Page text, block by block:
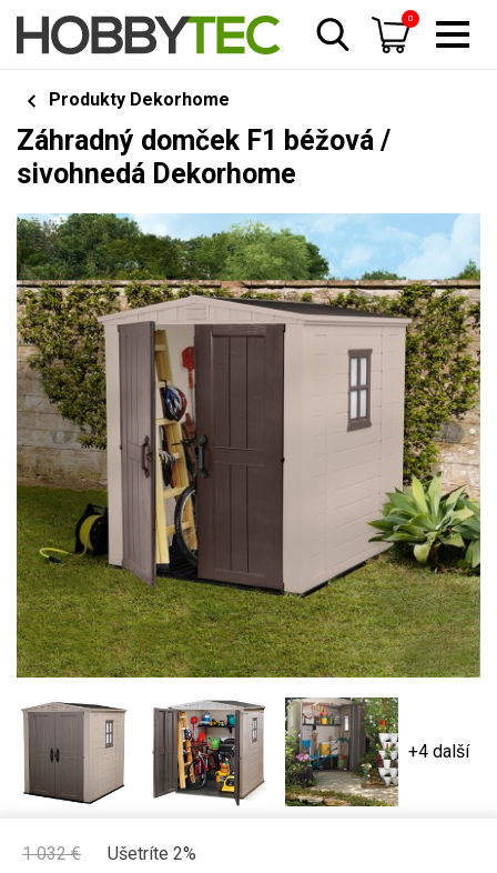
0
Produkty Dekorhome
Záhradný domček F1 béžová /
sivohnedá Dekorhome
+4 další
1 032€ Ušetríte 2%